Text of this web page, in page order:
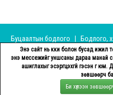
Буцаалтын бодлого Бодлого,
байдал, нууцлалын бодлого
холбогдох
VIMGRACE © 2026
Энэ сайт нь күүки болон бусад ижил
энэ мессежийг уншсаны дараа манай
ашиглахыг эсэргүүцэхгүй гэсэн үг
зөвшөөрч
Би хүлээн